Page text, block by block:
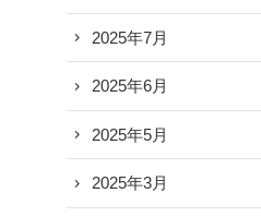
2025年7月
2025年6月
2025年5月
2025年3月